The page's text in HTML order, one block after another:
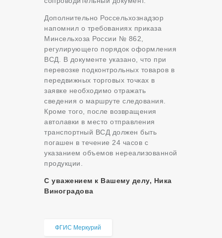
Дополнительно Россельхознадзор
напомнил о требованиях приказа
Минсельхоза России № 862,
регулирующего порядок оформления
ВСД. В документе указано, что при
перевозке подконтрольных товаров в
передвижных торговых точках в
заявке необходимо отражать
сведения о маршруте следования.
Кроме того, после возвращения
автолавки в место отправления
транспортный ВСД должен быть
погашен в течение 24 часов с
указанием объемов нереализованной
продукции.
С уважением к Вашему делу, Ника
Виноградова
ФГИС Меркурий